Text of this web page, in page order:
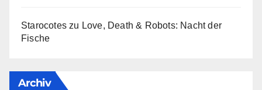
Starocotes zu Love, Death & Robots: Nacht der
Fische
Archiv